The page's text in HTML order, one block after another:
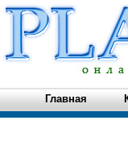
Главная